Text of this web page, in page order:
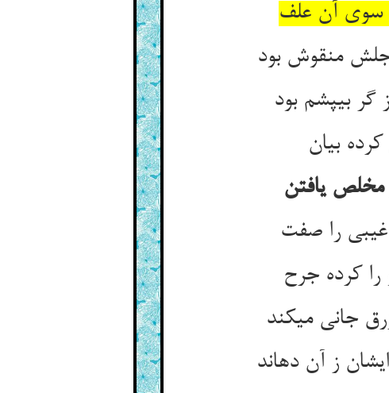
سوی آن علف‏
منقوش بود
بی‏پشم بود
بیان‏
مخلص یافتن‏
را صفت‏
کرده جرح‏
جانی می‏کند
ز آن ده‏اند